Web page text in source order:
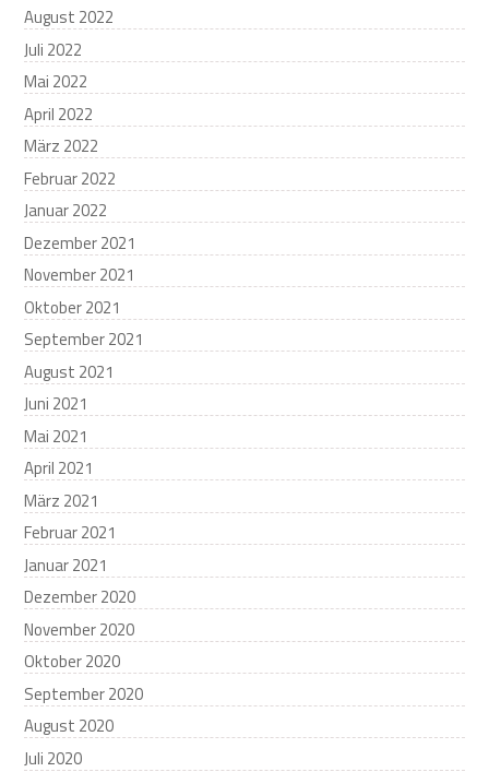
August 2022
Juli 2022
Mai 2022
April 2022
März 2022
Februar 2022
Januar 2022
Dezember 2021
November 2021
Oktober 2021
September 2021
August 2021
Juni 2021
Mai 2021
April 2021
März 2021
Februar 2021
Januar 2021
Dezember 2020
November 2020
Oktober 2020
September 2020
August 2020
Juli 2020